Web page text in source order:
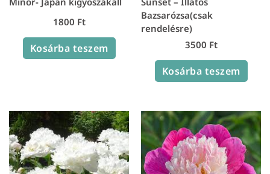
1800 Ft
Kosárba teszem
Bazsarózsa(csak
rendelésre)
3500 Ft
Kosárba teszem